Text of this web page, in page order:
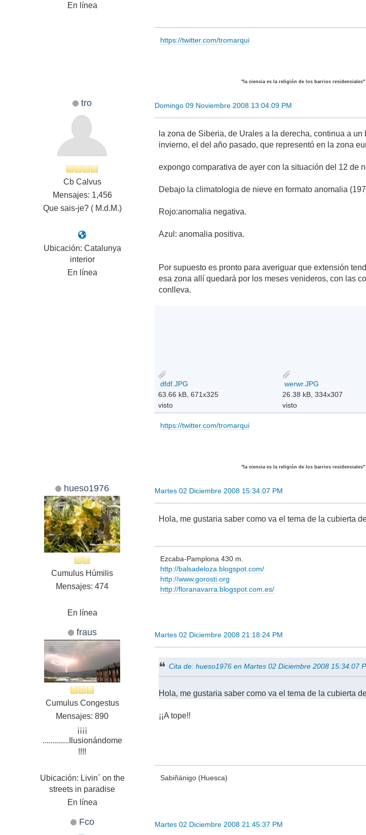
En línea
https://twitter.com/tromarqui
"la ciencia es la religión de los barrios residenciales"
tro
Cb Calvus
Mensajes: 1,456
Que sais-je? ( M.d.M.)
Ubicación: Catalunya
interior
En línea
Domingo 09 Noviembre 2008 13:04:09 PM
la zona de Siberia, de Urales a la derecha, continua a
invierno, el del año pasado, que representó en la zona
expongo comparativa de ayer con la situación del 12 de
Debajo la climatologia de nieve en formato anomalia
Rojo:anomalia negativa.
Azul: anomalia positiva.
Por supuesto es pronto para averiguar que extensión
esa zona allí quedará por los meses venideros, con las
conlleva.
dfdf.JPG
63.66 kB, 671x325
visto
werwr.JPG
26.38 kB, 334x307
visto
https://twitter.com/tromarqui
"la ciencia es la religión de los barrios residenciales"
hueso1976
Cumulus Húmilis
Mensajes: 474
En línea
Martes 02 Diciembre 2008 15:34:07 PM
Hola, me gustaria saber como va el tema de la cubierta
Ezcaba-Pamplona 430 m.
http://balsadeloza.blogspot.com/
http://www.gorosti.org
http://floranavarra.blogspot.com.es/
fraus
Cumulus Congestus
Mensajes: 890
¡¡¡¡
.............Ilusionándome
!!!!
Ubicación: Livin´ on the
streets in paradise
En línea
Martes 02 Diciembre 2008 21:18:24 PM
Cita de: hueso1976 en Martes 02 Diciembre 2008 15:34:07
Hola, me gustaria saber como va el tema de la cubierta
¡¡A tope!!
Sabiñánigo (Huesca)
Fco Martes 02 Diciembre 2008 21:45:37 PM